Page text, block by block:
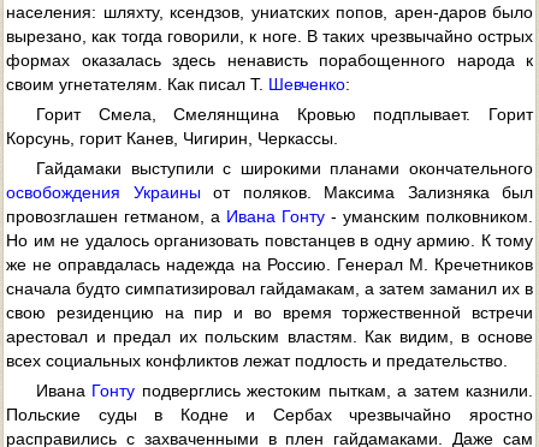
населения: шляхту, ксендзов, униатских попов, арен-даров было
вырезано, как тогда говорили, к ноге. В таких чрезвычайно острых
формах оказалась здесь ненависть порабощенного народа к
своим угнетателям. Как писал Т. Шевченко:
Горит Смела, Смелянщина Кровью подплывает. Горит
Корсунь, горит Канев, Чигирин, Черкассы.
Гайдамаки выступили с широкими планами окончательного
освобождения Украиныот поляков. Максима Зализняка был
провозглашен гетманом, а Ивана Гонту - уманским полковником.
Но им не удалось организовать повстанцев в одну армию. К тому
же не оправдалась надежда на Россию. Генерал М. Кречетников
сначала будто симпатизировал гайдамакам, а затем заманил их в
свою резиденцию на пир и во время торжественной встречи
арестовал и предал их польским властям. Как видим, в основе
всех социальных конфликтов лежат подлость и предательство.
Ивана Гонту подверглись жестоким пыткам, а затем казнили.
Польские суды в Кодне и Сербах чрезвычайно яростно
расправились с захваченными в плен гайдамаками. Даже сам